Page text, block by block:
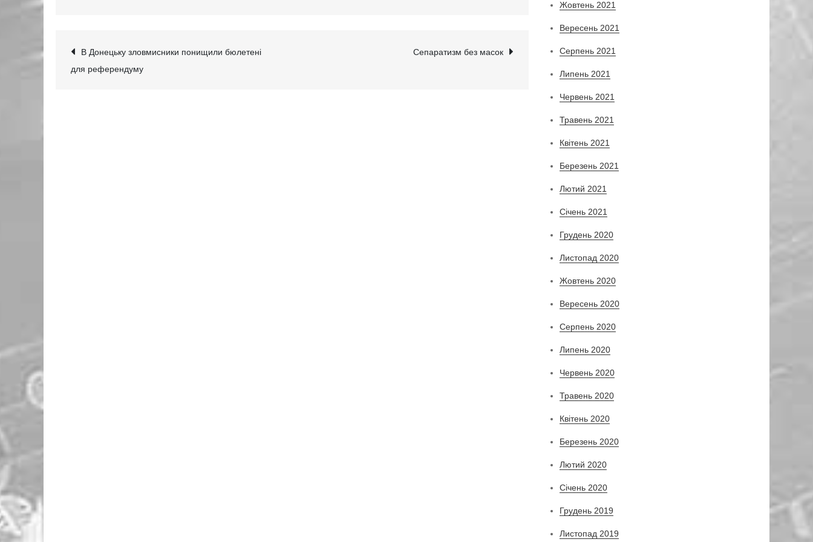
Навігація
В Донецьку зловмисники понищили бюлетені
для референдуму
Сепаратизм без масок
Жовтень 2021
Вересень 2021
Серпень 2021
Липень 2021
Червень 2021
Травень 2021
Квітень 2021
Березень 2021
Лютий 2021
Січень 2021
Грудень 2020
Листопад 2020
Жовтень 2020
Вересень 2020
Серпень 2020
Липень 2020
Червень 2020
Травень 2020
Квітень 2020
Березень 2020
Лютий 2020
Січень 2020
Грудень 2019
Листопад 2019